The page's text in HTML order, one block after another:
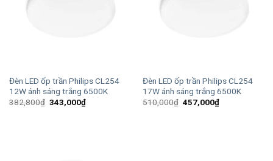
Đèn LED ốp trần Philips CL254
12W ánh sáng trắng 6500K
382,800₫ Giá
343,000₫Giá
hiện
Đèn LED ốp trần Philips CL254
17W ánh sáng trắng 6500K
510,000₫ Giá
457,000₫Giá
hiện